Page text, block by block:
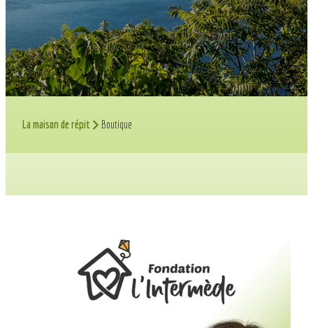
La maison de répit Boutique